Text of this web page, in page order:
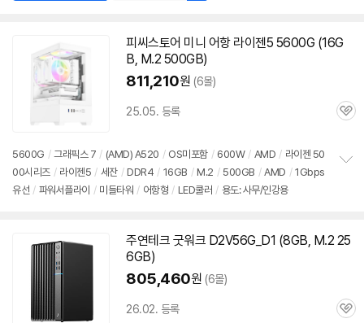
피씨스토어 미니 어항 라이젠5 5600G (16G
B, M.2 500GB)
811,210원 (6몰)
25.05. 등록
관
5600G / 그래픽스 7 / (AMD) A520 / OS미포함 / 600W / AMD / 라이젠 50
00시리즈 / 라이젠5 / 세잔 / DDR4 / 16GB / M.2 / 500GB / AMD / 1Gbps
유선 / 파워서플라이 / 미들타워 / 어항형 / LED쿨러 / 용도: 사무/인강용
기
주연테크 굿워크 D2V56G_D1 (8GB, M.2 25
6GB)
805,460원 (6몰)
26.02. 등록
관